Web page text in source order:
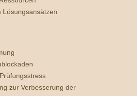
Lösungsansätzen
zur Verbesserung der